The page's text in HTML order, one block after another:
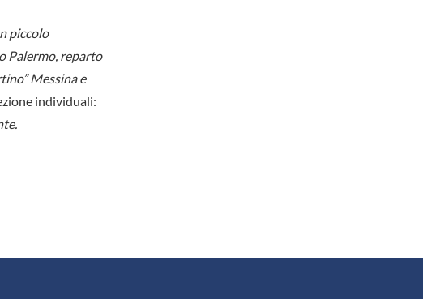
piccolo
Palermo, reparto
Messina e
individuali: